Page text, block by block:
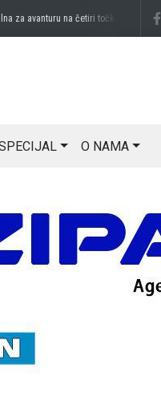
avanturu na četiri točkaprije 3 sedmice
O NAMA